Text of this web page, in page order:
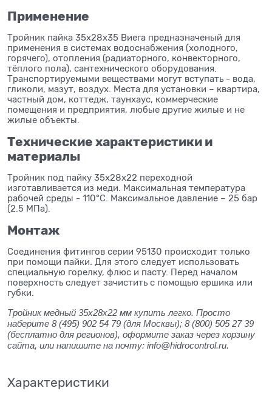
Применение
Тройник пайка 35x28x35 Виега предназначеный для
применения в системах водоснабжения (холодного,
горячего), отопления (радиаторного, конвекторного,
тёплого пола), сантехнического оборудования.
Транспортируемыми веществами могут вступать - вода,
гликоли, мазут, воздух. Места для установки – квартира,
частный дом, коттедж, таунхаус, коммерческие
помещения и предприятия, любые другие жилые и не
жилые объекты.
Технические характеристики и
материалы
Тройник под пайку 35x28x22 переходной
изготавливается из меди. Максимальная температура
рабочей среды - 110°C. Максимальное давление – 25 бар
(2.5 МПа).
Монтаж
Соединения фитингов серии 95130 происходит только
при помощи пайки. Для этого следует использовать
специальную горелку, флюс и пасту. Перед началом
поверхность следует зачистить с помощью ершика или
губки.
Тройник медный 35x28x22 мм купить легко. Просто
наберите 8 (495) 902 54 79 (для Москвы); 8 (800) 505 27 39
(бесплатно для регионов), оформите заказ через корзину
сайта, или напишите на почту: info@hidrocontrol.ru.
Характеристики